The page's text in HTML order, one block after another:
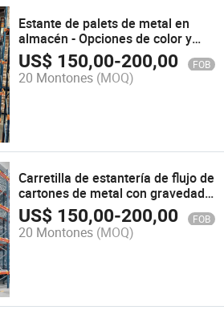
Estante de palets de metal en
almacén - Opciones de color y
capas personalizables
US$ 150,00-200,00 FOB
20 Montones (MOQ)
Carretilla de estantería de flujo de
cartones de metal con gravedad
para almacenamiento en
almacén
US$ 150,00-200,00 FOB
20 Montones (MOQ)